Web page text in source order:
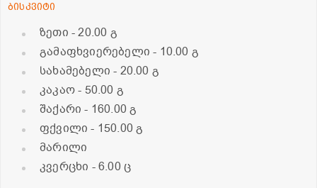
ბისკვიტი
ზეთი - 20.00 გ
გამაფხვიერებელი- 10.00 გ
სახამებელი- 20.00 გ
კაკაო- 50.00 გ
შაქარი- 160.00 გ
ფქვილი- 150.00 გ
მარილი
კვერცხი - 6.00 ც